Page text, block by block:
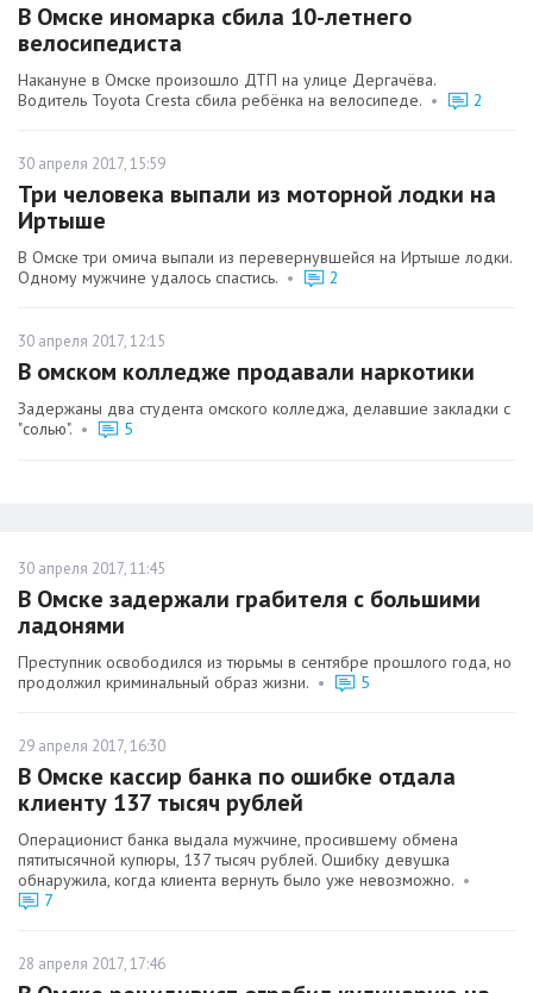
В Омске иномарка сбила 10-летнего
велосипедиста
Накануне в Омске произошло ДТП на улице Дергачёва.
Водитель Toyota Cresta сбила ребёнка на велосипеде. • 2
30 апреля 2017, 15:59
Три человека выпали из моторной лодки на
Иртыше
В Омске три омича выпали из перевернувшейся на Иртыше лодки.
Одному мужчине удалось спастись. • 2
30 апреля 2017, 12:15
В омском колледже продавали наркотики
Задержаны два студента омского колледжа, делавшие закладки с
"солью". • 5
30 апреля 2017, 11:45
В Омске задержали грабителя с большими
ладонями
Преступник освободился из тюрьмы в сентябре прошлого года, но
продолжил криминальный образ жизни. • 5
29 апреля 2017, 16:30
В Омске кассир банка по ошибке отдала
клиенту 137 тысяч рублей
Операционист банка выдала мужчине, просившему обмена
пятитысячной купюры, 137 тысяч рублей. Ошибку девушка
обнаружила, когда клиента вернуть было уже невозможно. •
7
28 апреля 2017, 17:46